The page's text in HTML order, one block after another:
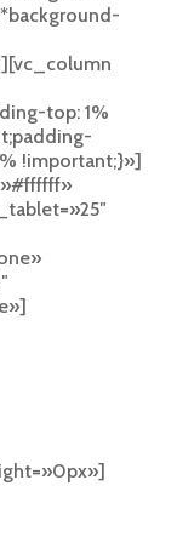
top: 1%
!important;}»]